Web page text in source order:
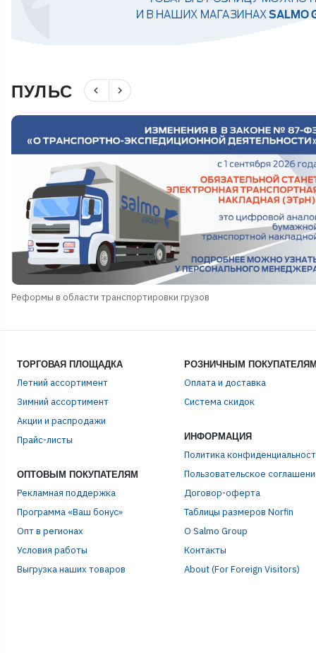
ПУЛЬС navigate_before navigate_next
Реформы в области транспортировки грузов
ТОРГОВАЯ ПЛОЩАДКА
Летний ассортимент
Зимний ассортимент
Акции и распродажи
Прайс-листы
ОПТОВЫМ ПОКУПАТЕЛЯМ
Рекламная поддержка
Программа «Ваш бонус»
Опт в регионах
Условия работы
Выгрузка наших товаров
РОЗНИЧНЫМ
Оплата и доставка
Система скидок
ИНФОРМАЦИЯ
Политика
Пользовательское
Договор-оферта
Таблицы размеров Norfin
О Salmo Group
Контакты
About (For Foreign Visitors)